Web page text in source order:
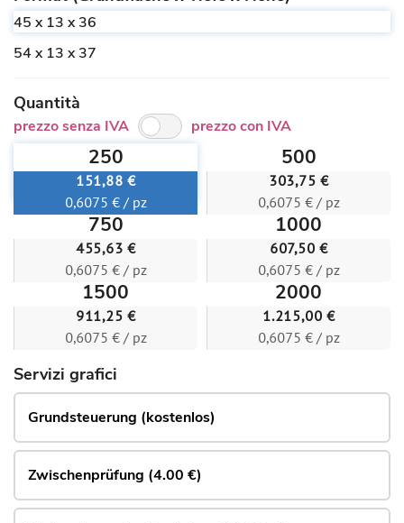
45 x 13 x 36
54 x 13 x 37
Quantità
prezzo senza IVA prezzo con IVA
250
151,88 €
0,6075 € / pz
500
303,75 €
0,6075 € / pz
750
455,63 €
0,6075 € / pz
1000
607,50 €
0,6075 € / pz
1500
911,25 €
0,6075 € / pz
2000
1.215,00 €
0,6075 € / pz
Servizi grafici
Grundsteuerung (kostenlos)
Zwischenprüfung (4.00 €)